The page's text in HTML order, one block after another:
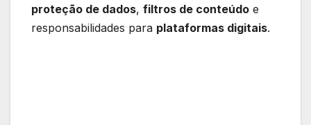
proteção de dados, filtros de conteúdo e
responsabilidades para plataformas digitais.